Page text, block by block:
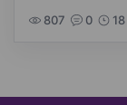
807 0